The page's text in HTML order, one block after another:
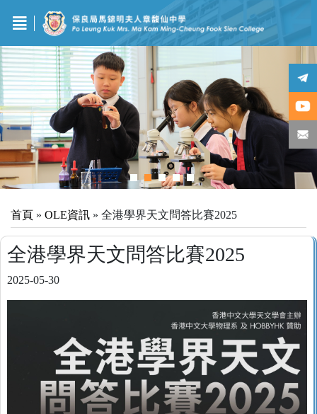
首頁 » OLE資訊 » 全港學界天文問答比賽2025
全港學界天文問答比賽2025
2025-05-30